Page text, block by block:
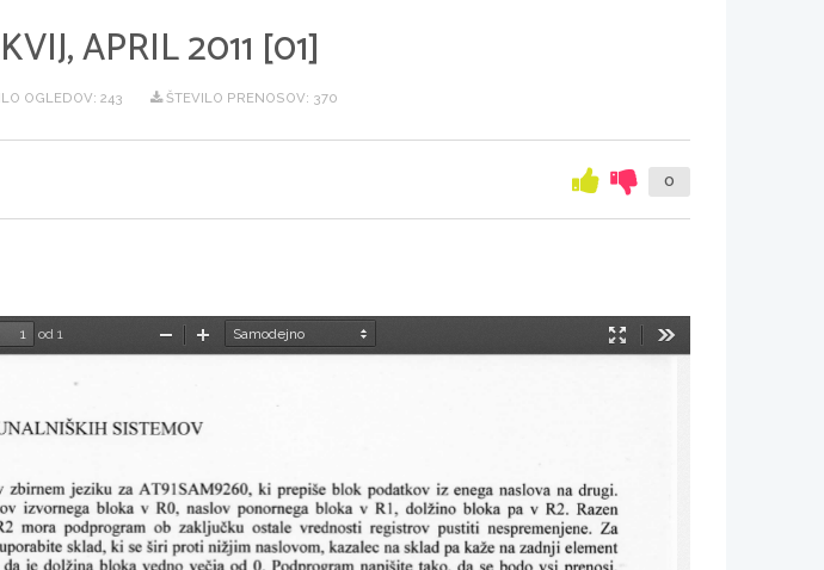
APRIL 2011 [01]
OGLEDOV: 243 ŠTEVILO PRENOSOV: 370
meni 0
od 1
Način
PomanjšajPovečaj